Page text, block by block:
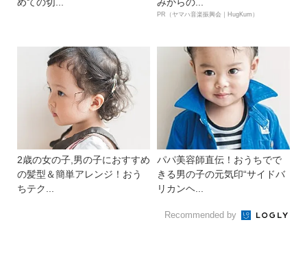
PR（ヤマハ音楽振興会｜HugKum）
2歳の女の子,男の子におすすめ
の髪型＆簡単アレンジ！おう
ちテク...
パパ美容師直伝！おうちでで
きる男の子の元気印“サイドバ
リカンヘ...
Recommended by